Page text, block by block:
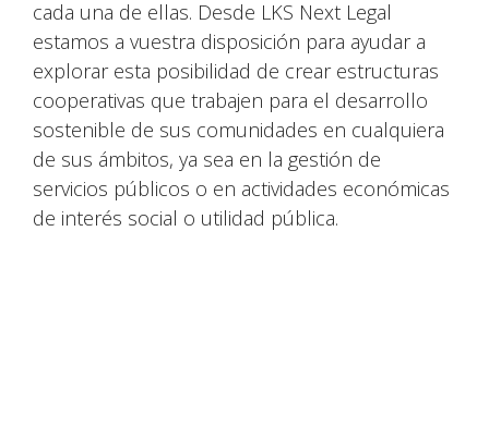
cada una de ellas. Desde LKS Next Legal
estamos a vuestra disposición para ayudar a
explorar esta posibilidad de crear estructuras
cooperativas que trabajen para el desarrollo
sostenible de sus comunidades en cualquiera
de sus ámbitos, ya sea en la gestión de
servicios públicos o en actividades económicas
de interés social o utilidad pública.